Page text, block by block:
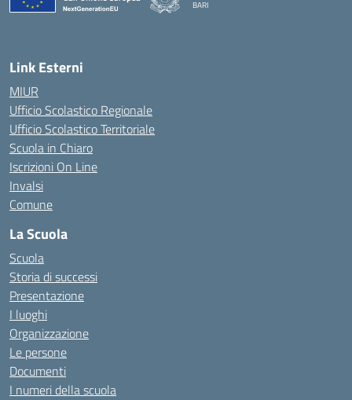
BARI
Link Esterni
MIUR
Ufficio Scolastico Regionale
Ufficio Scolastico Territoriale
Scuola in Chiaro
Iscrizioni On Line
Invalsi
Comune
La Scuola
Scuola
Storia di successi
Presentazione
I luoghi
Organizzazione
Le persone
Documenti
I numeri della scuola